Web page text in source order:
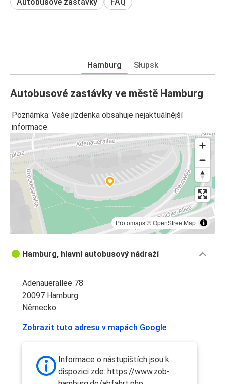
Hamburg Słupsk
Autobusové zastávky ve městě Hamburg
Poznámka: Vaše jízdenka obsahuje nejaktuálnější
informace.
Protomaps©OpenStreetMap
Hamburg, hlavní autobusový nádraží
Adenauerallee 78
20097 Hamburg
Německo
Zobrazit tuto adresu v mapách Google
Informace o nástupištích jsou k
dispozici zde: https://www.zob-